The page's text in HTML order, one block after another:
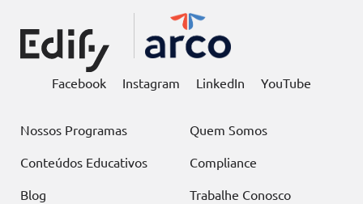
Facebook Instagram LinkedIn YouTube
Nossos Programas
Conteúdos Educativos
Blog
Quem Somos
Compliance
Trabalhe Conosco